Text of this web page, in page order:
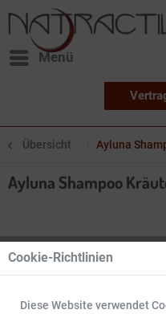
Menü
Übersicht Ayluna
Ayluna Shampoo
Cookie-Richtlinien
Diese Website verwendet